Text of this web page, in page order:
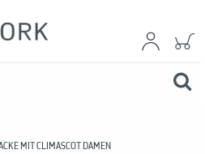
MIT CLIMASCOT DAMEN